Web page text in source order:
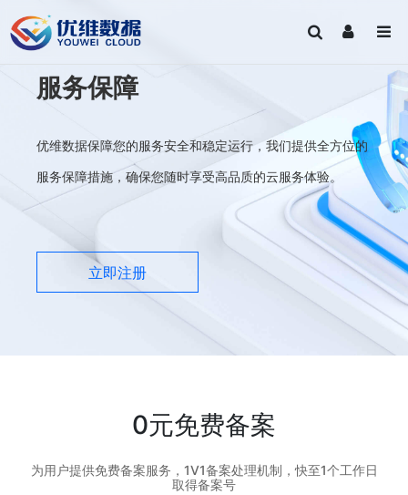
服务保障
优维数据保障您的服务安全和稳定运行，我们提供全方位的
服务保障措施，确保您随时享受高品质的云服务体验。
立即注册
0元免费备案
为用户提供免费备案服务，1V1备案处理机制，快至1个工作日
取得备案号